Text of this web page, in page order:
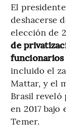
El
deshacerse
elección de
de
funcionarios
incluido el
Mattar, y el
Brasil reveló
en 2017
Temer.